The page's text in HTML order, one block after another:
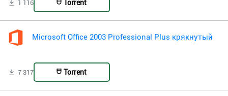
1 116 Torrent
Microsoft Office 2003 Professional Plus крякнутый
7 317 Torrent